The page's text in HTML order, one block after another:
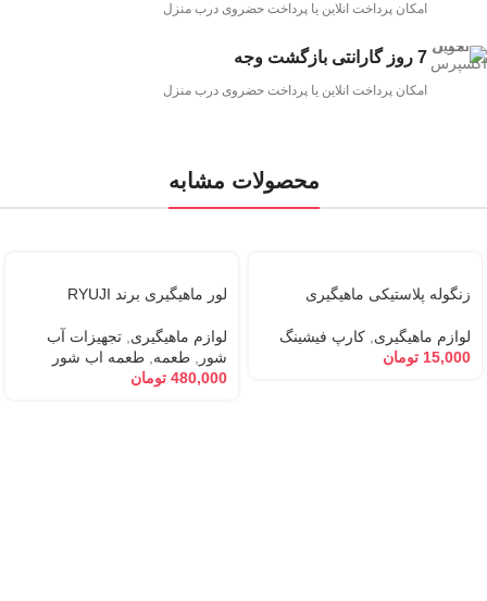
امکان پرداخت انلاین یا پرداخت حضروی درب منزل
7 روز گارانتی بازگشت وجه
امکان پرداخت انلاین یا پرداخت حضروی درب منزل
محصولات مشابه
زنگوله پلاستیکی ماهیگیری
لوازم ماهیگیری کارپ فیشینگ
15,000 تومان
لور ماهیگیری برند RYUJI
لوازم ماهیگیری تجهیزات آب
شور
طعمه طعمه اب شور
480,000 تومان